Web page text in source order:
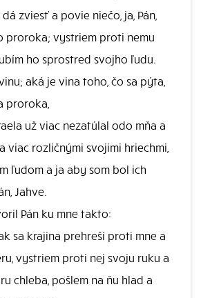
zviesť a povie niečo, ja, Pán,
proroka; vystriem proti nemu
ho sprostred svojho ľudu.
aká je vina toho, čo sa pýta,
proroka,
už viac nezatúlal odo mňa a
viac rozličnými svojimi hriechmi,
ľudom a ja aby som bol ich
Jahve.
Pán ku mne takto:
sa krajina prehreší proti mne a
vystriem proti nej svoju ruku a
chleba, pošlem na ňu hlad a